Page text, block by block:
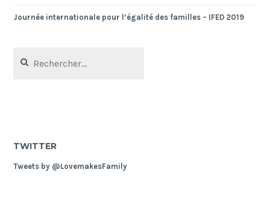
Journée internationale pour l’égalité des familles – IFED 2019
TWITTER
Tweets by @LovemakesFamily